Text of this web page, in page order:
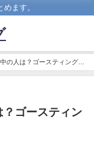
ます。
人は？ゴースティングと
ゴースティン